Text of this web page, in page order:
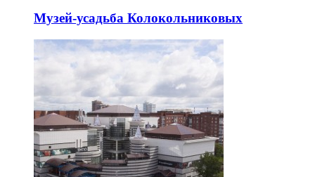
Музей-усадьба Колокольниковых